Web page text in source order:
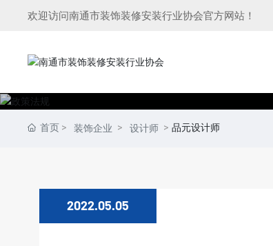
欢迎访问南通市装饰装修安装行业协会官方网站！
首页 装饰企业 设计师 品元设计师
2022.05.05